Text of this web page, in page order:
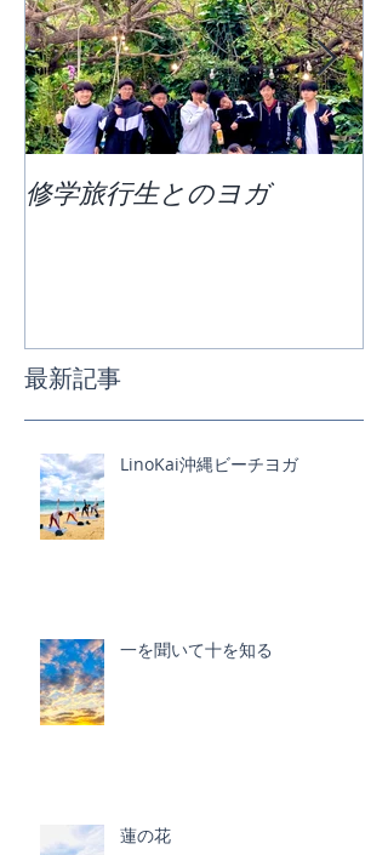
修学旅行生とのヨガ
最新記事
LinoKai沖縄ビーチヨガ
一を聞いて十を知る
蓮の花